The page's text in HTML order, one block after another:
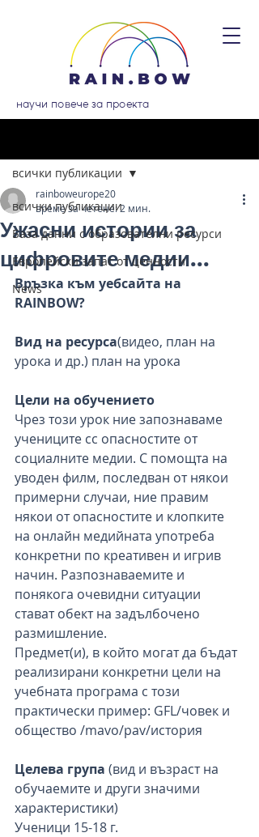
научи повече за проекта
всички публикации
База данни с образователни ресурси
Европейски запас от ценности
News
всички публикации
Ужасни истории за
цифровите медии...
rainboweurope20
време за четене: 2 мин.
Връзка към уебсайта на
RAINBOW?
Вид на ресурса(видео, план на
урока и др.) план на урока
Цели на обучението
Чрез този урок ние запознаваме
учениците сс опасностите от
социалните медии. С помощта на
уводен филм, последван от някои
примерни случаи, ние правим
някои от опасностите и клопките
на онлайн медийната употреба
конкретни по креативен и игрив
начин. Разпознаваемите и
понякога очевидни ситуации
стават обект на задълбочено
размишление.
Предмет(и), в който могат да бъдат
реализирани конкретни цели на
учебната програма с този
практически пример: GFL/човек и
общество /mavo/pav/история
Целева група (вид и възраст на
обучаемите и други значими
характеристики)
Ученици 15-18 г.